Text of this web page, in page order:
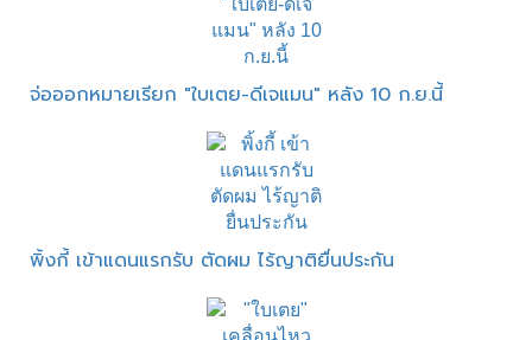
จ่อออกหมายเรียก "ใบเตย-ดีเจแมน" หลัง 10 ก.ย.นี้
พิ้งกี้ เข้าแดนแรกรับ ตัดผม ไร้ญาติยื่นประกัน